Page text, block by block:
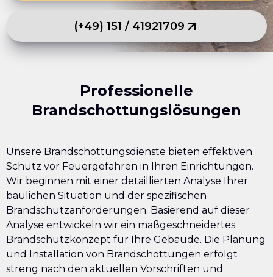
(+49) 151 / 41921709
Professionelle
Brandschottungslösungen
Unsere Brandschottungsdienste bieten effektiven
Schutz vor Feuergefahren in Ihren Einrichtungen.
Wir beginnen mit einer detaillierten Analyse Ihrer
baulichen Situation und der spezifischen
Brandschutzanforderungen. Basierend auf dieser
Analyse entwickeln wir ein maßgeschneidertes
Brandschutzkonzept für Ihre Gebäude. Die Planung
und Installation von Brandschottungen erfolgt
streng nach den aktuellen Vorschriften und